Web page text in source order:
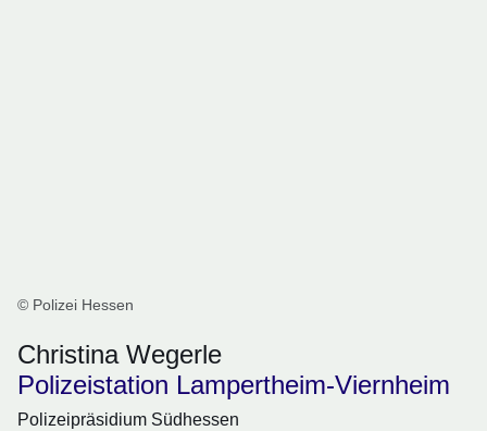
© Polizei Hessen
Christina Wegerle
Polizeistation Lampertheim-Viernheim
Polizeipräsidium Südhessen